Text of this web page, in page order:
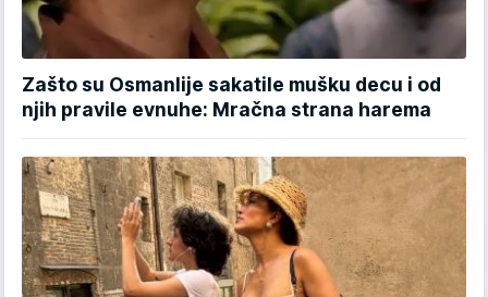
Zašto su Osmanlije sakatile mušku decu i od
njih pravile evnuhe: Mračna strana harema